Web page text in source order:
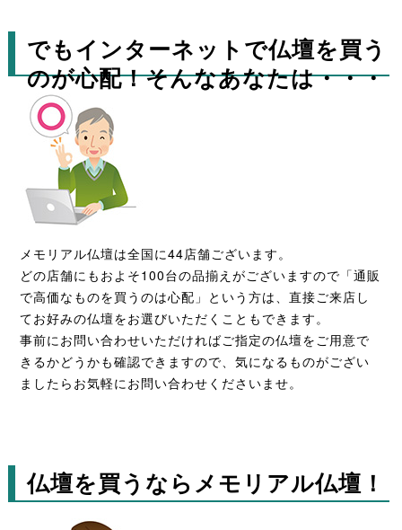
でもインターネットで仏壇を買う
のが心配！そんなあなたは・・・
メモリアル仏壇は全国に44店舗ございます。
どの店舗にもおよそ100台の品揃えがございますので「通販
で高価なものを買うのは心配」という方は、直接ご来店し
てお好みの仏壇をお選びいただくこともできます。
事前にお問い合わせいただければご指定の仏壇をご用意で
きるかどうかも確認できますので、気になるものがござい
ましたらお気軽にお問い合わせくださいませ。
仏壇を買うならメモリアル仏壇！